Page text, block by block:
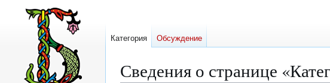
Сведения о странице
Категория Обсуждение